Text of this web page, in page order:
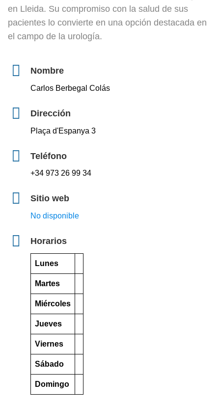
en Lleida. Su compromiso con la salud de sus
pacientes lo convierte en una opción destacada en
el campo de la urología.
Nombre
Carlos Berbegal Colás
Dirección
Plaça d'Espanya 3
Teléfono
+34 973 26 99 34
Sitio web
No disponible
Horarios
Lunes
Martes
Miércoles
Jueves
Viernes
Sábado
Domingo